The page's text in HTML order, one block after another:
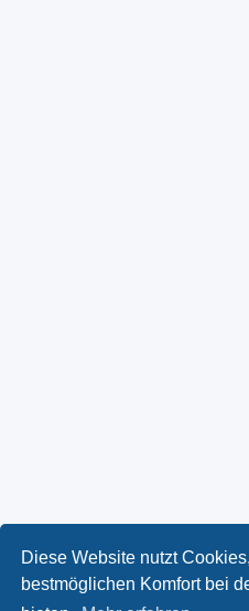
Diese Website nutzt
bestmöglichen Komfort bei